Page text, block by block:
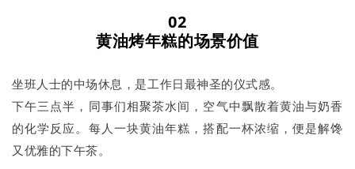
02
黄油烤年糕的场景价值
坐班人士的中场休息，是工作日最神圣的仪式感。
下午三点半，同事们相聚茶水间，空气中飘散着黄油与奶香
的化学反应。每人一块黄油年糕，搭配一杯浓缩，便是解馋
又优雅的下午茶。